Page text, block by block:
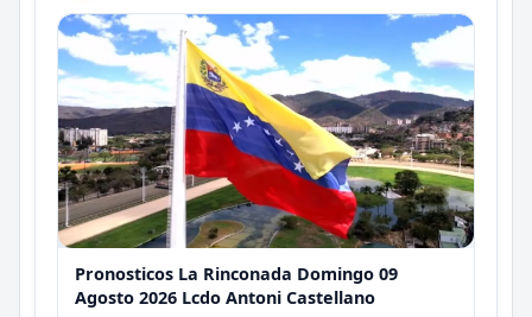
Pronosticos La Rinconada Domingo 09
Agosto 2026 Lcdo Antoni Castellano